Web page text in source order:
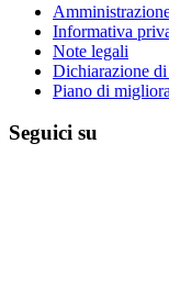
Informativa
Note legali
Dichiarazione di
Piano di
Seguici su